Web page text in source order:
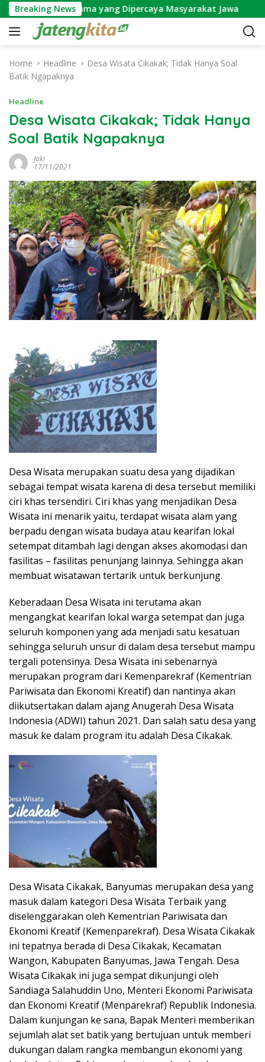
k
Breaking News
Wijayakusuma yang Dipercaya Masyarakat Jawa
Home Headline
Desa Wisata Cikakak; Tidak Hanya Soal
Batik Ngapaknya
Headline
Desa Wisata Cikakak; Tidak Hanya
Soal Batik Ngapaknya
Jaki
17/11/2021
Desa Wisata merupakan suatu desa yang dijadikan
sebagai tempat wisata karena di desa tersebut memiliki
ciri khas tersendiri. Ciri khas yang menjadikan Desa
Wisata ini menarik yaitu, terdapat wisata alam yang
berpadu dengan wisata budaya atau kearifan lokal
setempat ditambah lagi dengan akses akomodasi dan
fasilitas – fasilitas penunjang lainnya. Sehingga akan
membuat wisatawan tertarik untuk berkunjung.
Keberadaan Desa Wisata ini terutama akan
mengangkat kearifan lokal warga setempat dan juga
seluruh komponen yang ada menjadi satu kesatuan
sehingga seluruh unsur di dalam desa tersebut mampu
tergali potensinya. Desa Wisata ini sebenarnya
merupakan program dari Kemenparekraf (Kementrian
Pariwisata dan Ekonomi Kreatif) dan nantinya akan
diikutsertakan dalam ajang Anugerah Desa Wisata
Indonesia (ADWI) tahun 2021. Dan salah satu desa yang
masuk ke dalam program itu adalah Desa Cikakak.
Desa Wisata Cikakak, Banyumas merupakan desa yang
masuk dalam kategori Desa Wisata Terbaik yang
diselenggarakan oleh Kementrian Pariwisata dan
Ekonomi Kreatif (Kemenparekraf). Desa Wisata Cikakak
ini tepatnya berada di Desa Cikakak, Kecamatan
Wangon, Kabupaten Banyumas, Jawa Tengah. Desa
Wisata Cikakak ini juga sempat dikunjungi oleh
Sandiaga Salahuddin Uno, Menteri Ekonomi Pariwisata
dan Ekonomi Kreatif (Menparekraf) Republik Indonesia.
Dalam kunjungan ke sana, Bapak Menteri memberikan
sejumlah alat set batik yang bertujuan untuk memberi
dukungan dalam rangka membangun ekonomi yang